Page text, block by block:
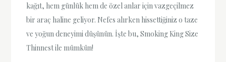
kağıt, hem günlük hem de özel anlar için vazgeçilmez
bir araç haline geliyor. Nefes alırken hissettiğiniz o taze
ve yoğun deneyimi düşünün. İşte bu, Smoking King Size
Thinnest ile mümkün!